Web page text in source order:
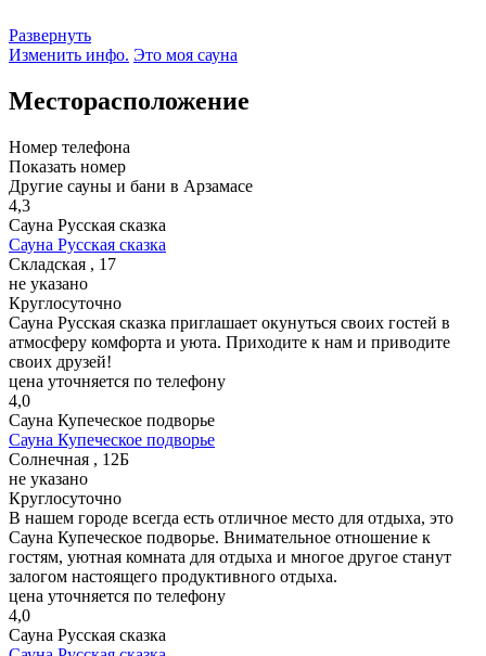
Развернуть
Изменить инфо. Это моя сауна
Месторасположение
Номер телефона
Показать номер
Другие сауны и бани в Арзамасе
4,3
Сауна Русская сказка
Сауна Русская сказка
Складская , 17
не указано
Круглосуточно
Сауна Русская сказка приглашает окунуться своих гостей в
атмосферу комфорта и уюта. Приходите к нам и приводите
своих друзей!
цена уточняется по телефону
4,0
Сауна Купеческое подворье
Сауна Купеческое подворье
Солнечная , 12Б
не указано
Круглосуточно
В нашем городе всегда есть отличное место для отдыха, это
Сауна Купеческое подворье. Внимательное отношение к
гостям, уютная комната для отдыха и многое другое станут
залогом настоящего продуктивного отдыха.
цена уточняется по телефону
4,0
Сауна Русская сказка